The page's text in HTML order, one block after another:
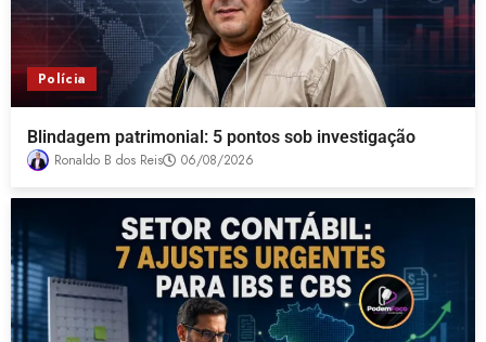
Polícia
Blindagem patrimonial: 5 pontos sob investigação
Ronaldo B dos Reis 06/08/2026